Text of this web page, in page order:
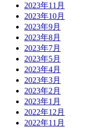
2023年11月
2023年10月
2023年9月
2023年8月
2023年7月
2023年5月
2023年4月
2023年3月
2023年2月
2023年1月
2022年12月
2022年11月